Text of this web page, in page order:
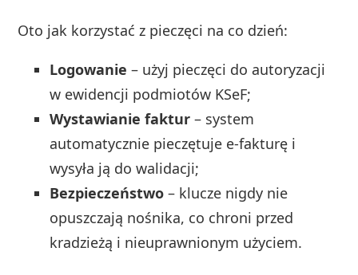
Oto jak korzystać z pieczęci na co dzień:
Logowanie – użyj pieczęci do autoryzacji
w ewidencji podmiotów KSeF;
Wystawianie faktur – system
automatycznie pieczętuje e-fakturę i
wysyła ją do walidacji;
Bezpieczeństwo – klucze nigdy nie
opuszczają nośnika, co chroni przed
kradzieżą i nieuprawnionym użyciem.